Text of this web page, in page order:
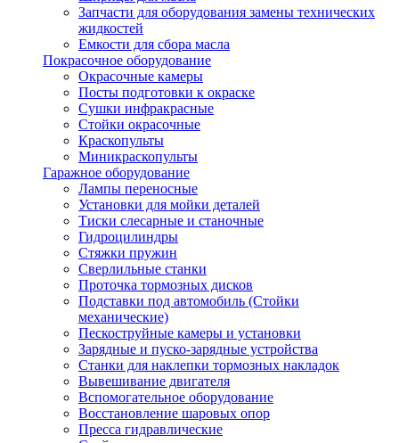
Запчасти для оборудования замены технических
жидкостей
Емкости для сбора масла
Покрасочное оборудование
Окрасочные камеры
Посты подготовки к окраске
Сушки инфракрасные
Стойки окрасочные
Краскопульты
Миникраскопульты
Гаражное оборудование
Лампы переносные
Установки для мойки деталей
Тиски слесарные и станочные
Гидроцилиндры
Стяжки пружин
Сверлильные станки
Проточка тормозных дисков
Подставки под автомобиль (Стойки
механические)
Пескоструйные камеры и установки
Зарядные и пуско-зарядные устройства
Станки для наклепки тормозных накладок
Вывешивание двигателя
Вспомогательное оборудование
Восстановление шаровых опор
Пресса гидравлические